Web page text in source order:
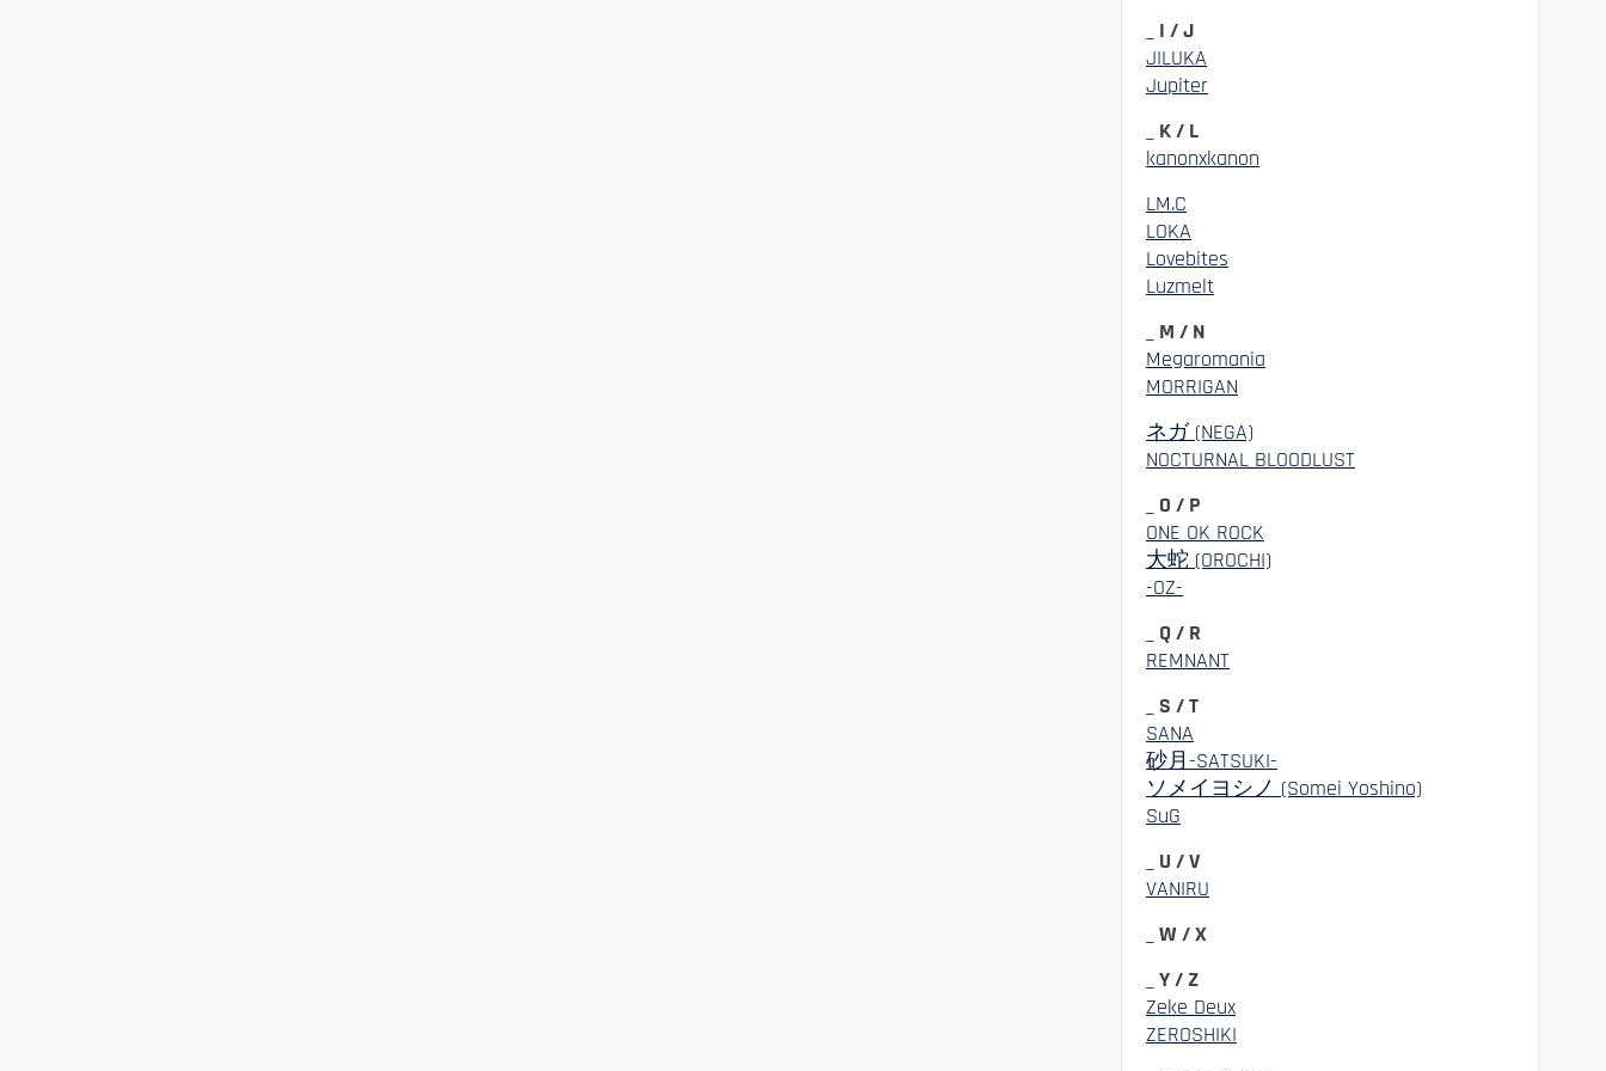
_ I / J
JILUKA
Jupiter
_ K / L
kanonxkanon
LM.C
LOKA
Lovebites
Luzmelt
_ M / N
Megaromania
MORRIGAN
ネガ (NEGA)
NOCTURNAL BLOODLUST
_ O / P
ONE OK ROCK
大蛇 (OROCHI)
-OZ-
_ Q / R
REMNANT
_ S / T
SANA
砂月-SATSUKI-
ソメイヨシノ (Somei Yoshino)
SuG
_ U / V
VANIRU
_ W / X
_ Y / Z
Zeke Deux
ZEROSHIKI